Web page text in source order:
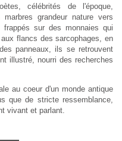
célébrités de l'époque,
grandeur nature vers
sur des monnaies qui
flancs des sarcophages, en
panneaux, ils se retrouvent
illustré, nourri des recherches
au coeur d'un monde antique
que de stricte ressemblance,
vivant et parlant.